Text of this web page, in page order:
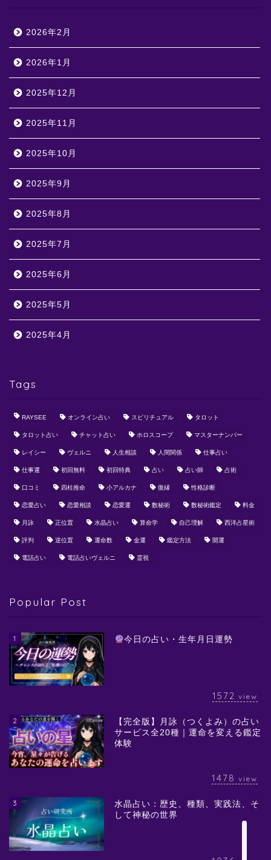
2026年2月
2026年1月
2025年12月
2025年11月
2025年10月
2025年9月
2025年8月
2025年7月
2025年6月
2025年5月
2025年4月
Tags
RAYSEE オンライン占い スピリチュアル タロット
タロット占い チャット占い ホロスコープ マスターナンバー
レイシー ヴェルニ 人生相談 人間関係 仕事占い
仕事運 初回無料 初回特典 占い 占い師 占術
口コミ 四柱推命 小アルカナ 復縁 性格診断
恋愛占い 恋愛相談 恋愛運 数秘術 数秘術鑑定 料金
月詠 正位置 水晶占い 算命学 自己理解 西洋占星術
評判 逆位置 運命数 金運 鑑定方法 開運
電話占い 電話占いヴェルニ 霊視
Popular Post
1 今日の占い・生年月日運勢
1572 view
2
【完全版】月詠（つくよみ）の占い
サービス全20種｜運命を変える鑑定
体験
1478 view
3
水晶占い：歴史、種類、実践法、そ
して神秘の世界